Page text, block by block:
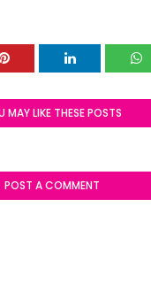
MAY LIKE THESE POSTS
POST A COMMENT